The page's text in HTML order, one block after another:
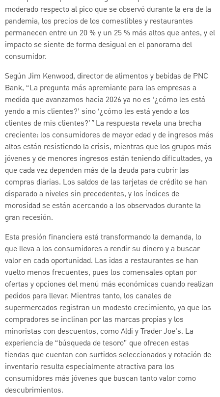
moderado respecto al pico que se observó durante la era de la
pandemia, los precios de los comestibles y restaurantes
permanecen entre un 20 % y un 25 % más altos que antes, y el
impacto se siente de forma desigual en el panorama del
consumidor.
Según Jim Kenwood, director de alimentos y bebidas de PNC
Bank, “La pregunta más apremiante para las empresas a
medida que avanzamos hacia 2026 ya no es ‘¿cómo les está
yendo a mis clientes?’ sino ‘¿cómo les está yendo a los
clientes de mis clientes?’”La respuesta revela una brecha
creciente: los consumidores de mayor edad y de ingresos más
altos están resistiendo la crisis, mientras que los grupos más
jóvenes y de menores ingresos están teniendo dificultades, ya
que cada vez dependen más de la deuda para cubrir las
compras diarias. Los saldos de las tarjetas de crédito se han
disparado a niveles sin precedentes, y los índices de
morosidad se están acercando a los observados durante la
gran recesión.
Esta presión financiera está transformando la demanda, lo
que lleva a los consumidores a rendir su dinero y a buscar
valor en cada oportunidad. Las idas a restaurantes se han
vuelto menos frecuentes, pues los comensales optan por
ofertas y opciones del menú más económicas cuando realizan
pedidos para llevar. Mientras tanto, los canales de
supermercados registran un modesto crecimiento, ya que los
compradores se inclinan por las marcas propias y los
minoristas con descuentos, como Aldi y Trader Joe’s. La
experiencia de “búsqueda de tesoro” que ofrecen estas
tiendas que cuentan con surtidos seleccionados y rotación de
inventario resulta especialmente atractiva para los
consumidores más jóvenes que buscan tanto valor como
descubrimientos.